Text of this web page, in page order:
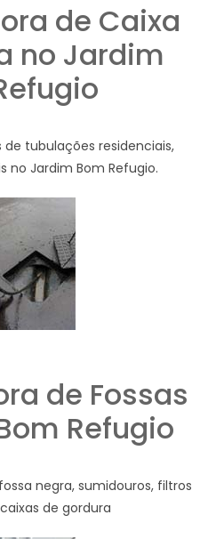
de Caixa
no Jardim
tubulações residenciais,
no Jardim Bom Refugio.
de Fossas
Refugio
negra, sumidouros, filtros
de gordura